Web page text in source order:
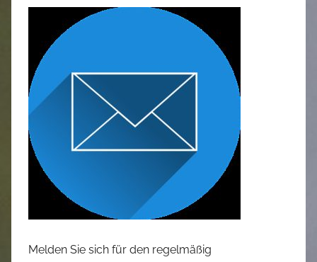
Melden Sie sich für den regelmäßig